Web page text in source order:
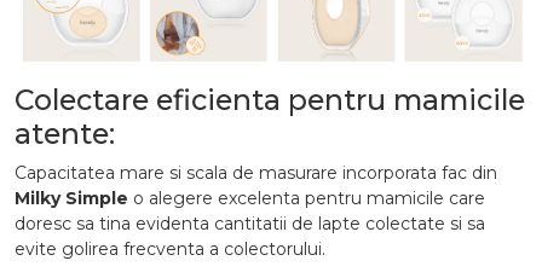
Colectare eficienta pentru mamicile
atente:
Capacitatea mare si scala de masurare incorporata fac din
Milky Simple o alegere excelenta pentru mamicile care
doresc sa tina evidenta cantitatii de lapte colectate si sa
evite golirea frecventa a colectorului.